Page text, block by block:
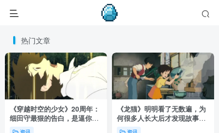
热门文章
《穿越时空的少女》20周年：
细田守最狠的告白，是逼你承
认有些夏天回不去了！
《龙猫》明明看了无数遍，为
何很多人长大后才发现故事根
本不在 1988 年！